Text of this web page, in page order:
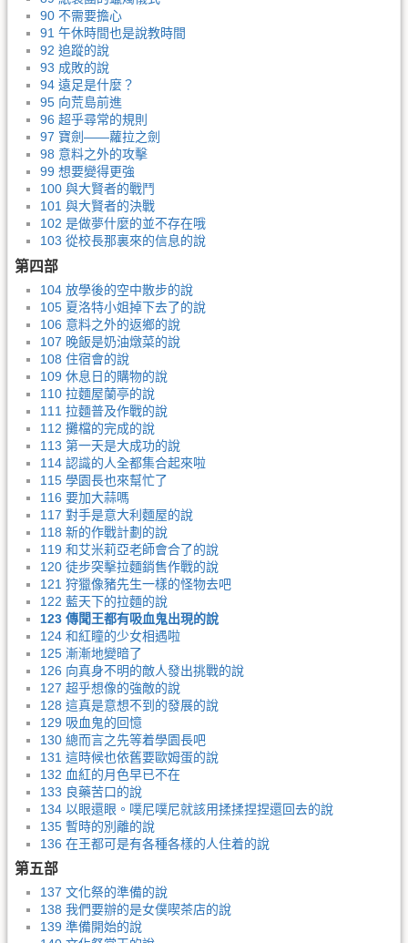
90 不需要擔心
91 午休時間也是說教時間
92 追蹤的說
93 成敗的說
94 遠足是什麼？
95 向荒島前進
96 超乎尋常的規則
97 寶劍——蘿拉之劍
98 意料之外的攻擊
99 想要變得更強
100 與大賢者的戰鬥
101 與大賢者的決戰
102 是做夢什麼的並不存在哦
103 從校長那裏來的信息的說
第四部
104 放學後的空中散步的說
105 夏洛特小姐掉下去了的說
106 意料之外的返鄉的說
107 晚飯是奶油燉菜的說
108 住宿會的說
109 休息日的購物的說
110 拉麵屋蘭亭的說
111 拉麵普及作戰的說
112 攤檔的完成的說
113 第一天是大成功的說
114 認識的人全都集合起來啦
115 學園長也來幫忙了
116 要加大蒜嗎
117 對手是意大利麵屋的說
118 新的作戰計劃的說
119 和艾米莉亞老師會合了的說
120 徒步突擊拉麵銷售作戰的說
121 狩獵像豬先生一樣的怪物去吧
122 藍天下的拉麵的說
123 傳聞王都有吸血鬼出現的說
124 和紅瞳的少女相遇啦
125 漸漸地變暗了
126 向真身不明的敵人發出挑戰的說
127 超乎想像的強敵的說
128 這真是意想不到的發展的說
129 吸血鬼的回憶
130 總而言之先等着學園長吧
131 這時候也依舊要歐姆蛋的說
132 血紅的月色早已不在
133 良藥苦口的說
134 以眼還眼。噗尼噗尼就該用揉揉捏捏還回去的說
135 暫時的別離的說
136 在王都可是有各種各樣的人住着的說
第五部
137 文化祭的準備的說
138 我們要辦的是女僕喫茶店的說
139 準備開始的說